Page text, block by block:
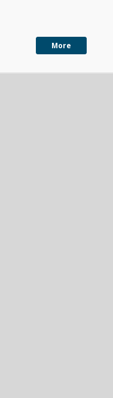
More